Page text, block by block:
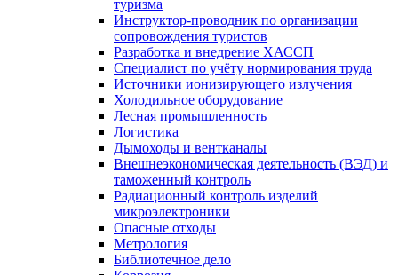
туризма
Инструктор-проводник по организации
сопровождения туристов
Разработка и внедрение ХАССП
Специалист по учёту нормирования труда
Источники ионизирующего излучения
Холодильное оборудование
Лесная промышленность
Логистика
Дымоходы и вентканалы
Внешнеэкономическая деятельность (ВЭД) и
таможенный контроль
Радиационный контроль изделий
микроэлектроники
Опасные отходы
Метрология
Библиотечное дело